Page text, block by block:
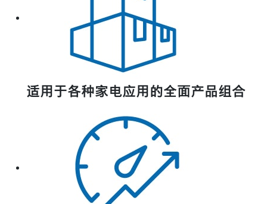
适用于各种家电应用的全面产品组合